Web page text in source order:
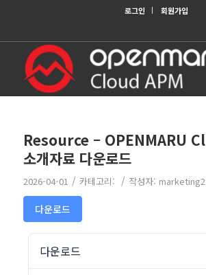
로그인 회원가입
Resource – OPENMARU
소개자료 다운로드
2026-04-01 / 카테고리: / 작성자: marketing2
다운로드
다운로드